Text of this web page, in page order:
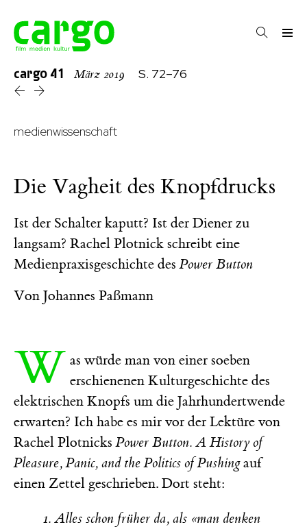
cargo41 März 2019 S. 72–76
medienwissenschaft
Die Vagheit des Knopfdrucks
Ist der Schalter kaputt? Ist der Diener zu
langsam? Rachel Plotnick schreibt eine
Medienpraxisgeschichte desPower Button
Von Johannes Paßmann
W as würde man von einer soeben
erschienenen Kulturgeschichte des
elektrischen Knopfs um die Jahrhundertwende
erwarten? Ich habe es mir vor der Lektüre von
Rachel PlotnicksPower Button. A History of
Pleasure, Panic, and the Politics of Pushingauf
einen Zettel geschrieben. Dort steht:
1. Alles schon früher da, als «man denken